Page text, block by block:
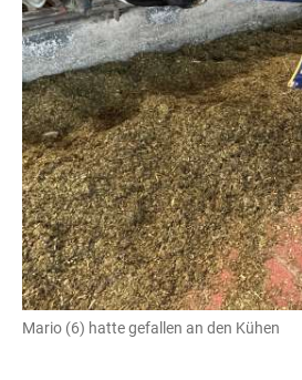
Mario (6) hatte gefallen an den Kühen